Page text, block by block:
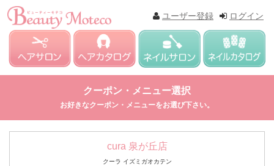
ログイン
ユーザー登録
クーポン・メニュー選択
お好きなクーポン・メニューをお選び下さい。
cura 泉が丘店
クーラ イズミガオカテン